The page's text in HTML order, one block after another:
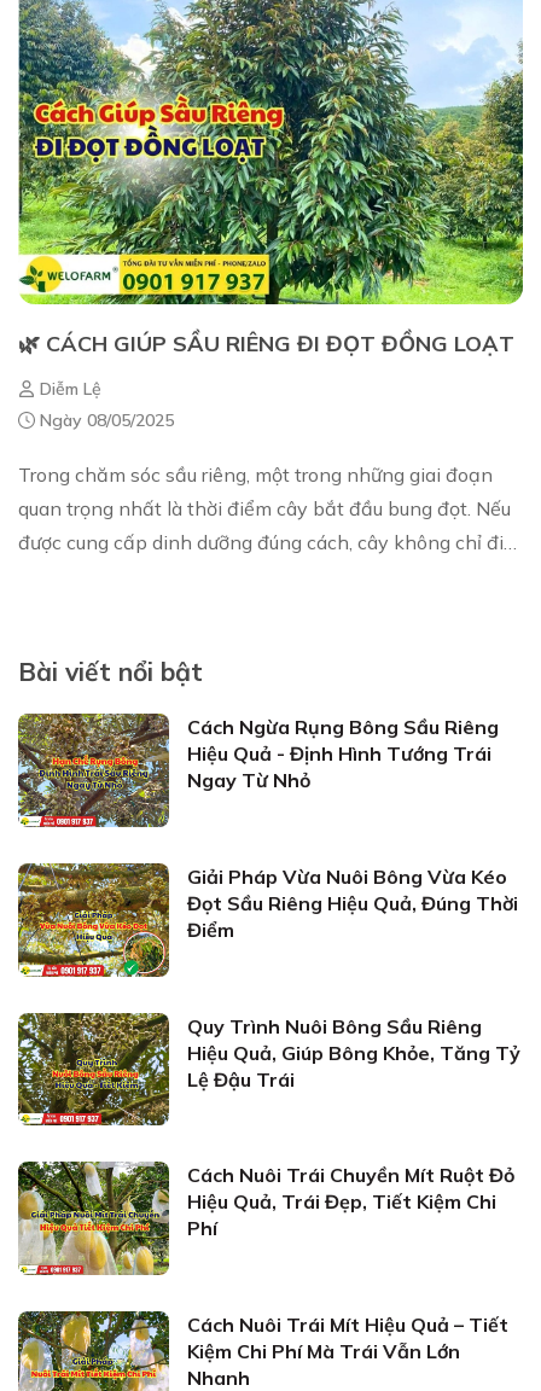
🌿 CÁCH GIÚP SẦU RIÊNG ĐI ĐỌT ĐỒNG LOẠT
Diễm Lệ
Ngày 08/05/2025
Trong chăm sóc sầu riêng, một trong những giai đoạn
quan trọng nhất là thời điểm cây bắt đầu bung đọt. Nếu
được cung cấp dinh dưỡng đúng cách, cây không chỉ đi
Bài viết nổi bật
Cách Ngừa Rụng Bông Sầu Riêng
Hiệu Quả - Định Hình Tướng Trái
Ngay Từ Nhỏ
Giải Pháp Vừa Nuôi Bông Vừa Kéo
Đọt Sầu Riêng Hiệu Quả, Đúng Thời
Điểm
Quy Trình Nuôi Bông Sầu Riêng
Hiệu Quả, Giúp Bông Khỏe, Tăng Tỷ
Lệ Đậu Trái
Cách Nuôi Trái Chuyền Mít Ruột Đỏ
Hiệu Quả, Trái Đẹp, Tiết Kiệm Chi
Phí
Cách Nuôi Trái Mít Hiệu Quả – Tiết
Kiệm Chi Phí Mà Trái Vẫn Lớn
Nhanh